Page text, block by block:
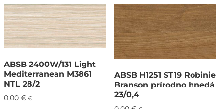
ABSB 2400W/131 Light
Mediterranean M3861
NTL 28/2
0,00 € €
ABSB H1251 ST19 Robinie
Branson prírodno hnedá
23/0,4